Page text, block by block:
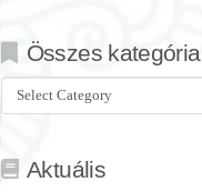
Összes kategória
Összes
kategória
Aktuális